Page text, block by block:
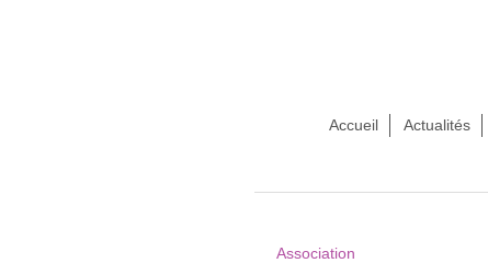
Accueil Actualités
Association